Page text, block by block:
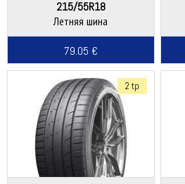
215/55R18
Летняя шина
79.05 €
2 tp